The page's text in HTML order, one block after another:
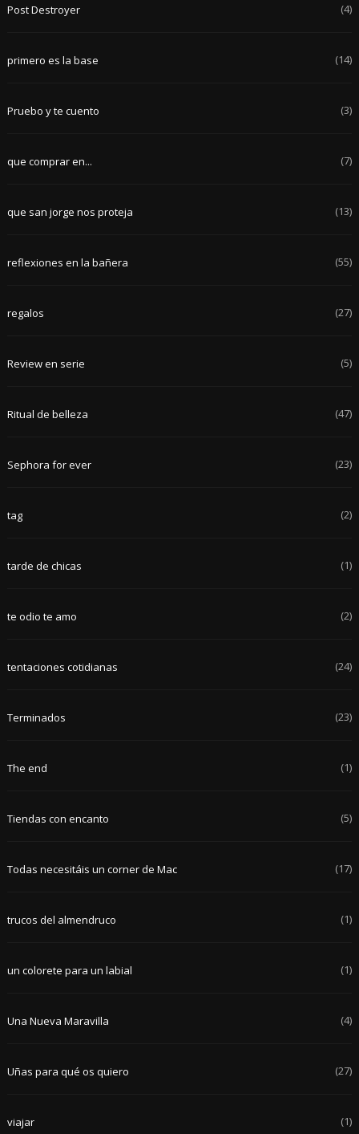
Post Destroyer (4)
primero es la base (14)
Pruebo y te cuento (3)
que comprar en... (7)
que san jorge nos proteja (13)
reflexiones en la bañera (55)
regalos (27)
Review en serie (5)
Ritual de belleza (47)
Sephora for ever (23)
tag (2)
tarde de chicas (1)
te odio te amo (2)
tentaciones cotidianas (24)
Terminados (23)
The end (1)
Tiendas con encanto (5)
Todas necesitáis un corner de Mac (17)
trucos del almendruco (1)
un colorete para un labial (1)
Una Nueva Maravilla (4)
Uñas para qué os quiero (27)
viajar (1)